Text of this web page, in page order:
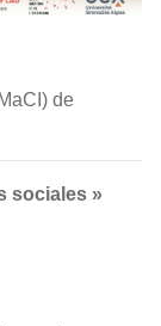
de
sociales »